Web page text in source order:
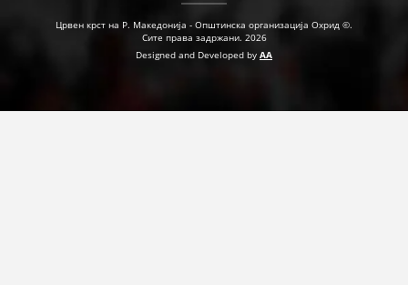
Црвен крст на Р. Македонија - Општинска организација Охрид ©.
Сите права задржани. 2026
Designed and Developed by AA